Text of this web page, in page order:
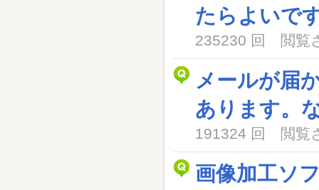
たらよいで
235230 回 閲覧
メールが届
あります。
191324 回 閲覧
画像加工ソ